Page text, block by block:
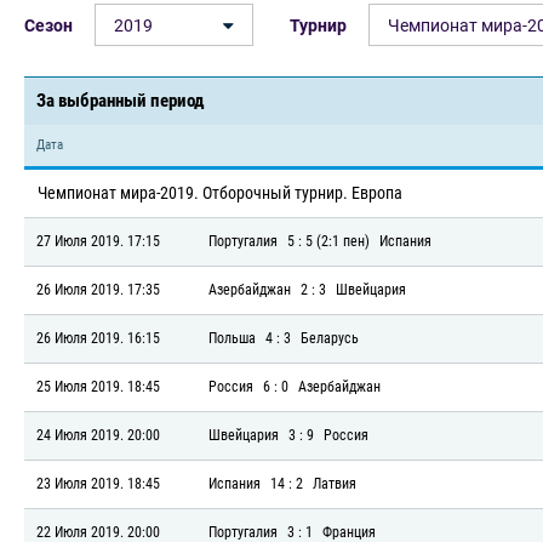
Сезон 2019 Турнир Чемпионат мира-
За выбранный период
Дата
Чемпионат мира-2019. Отборочный турнир. Европа
27 Июля 2019. 17:15 Португалия 5 : 5 (2:1 пен) Испания
26 Июля 2019. 17:35 Азербайджан 2 : 3 Швейцария
26 Июля 2019. 16:15 Польша 4 : 3 Беларусь
25 Июля 2019. 18:45 Россия 6 : 0 Азербайджан
24 Июля 2019. 20:00 Швейцария 3 : 9 Россия
23 Июля 2019. 18:45 Испания 14 : 2 Латвия
22 Июля 2019. 20:00 Португалия 3 : 1 Франция